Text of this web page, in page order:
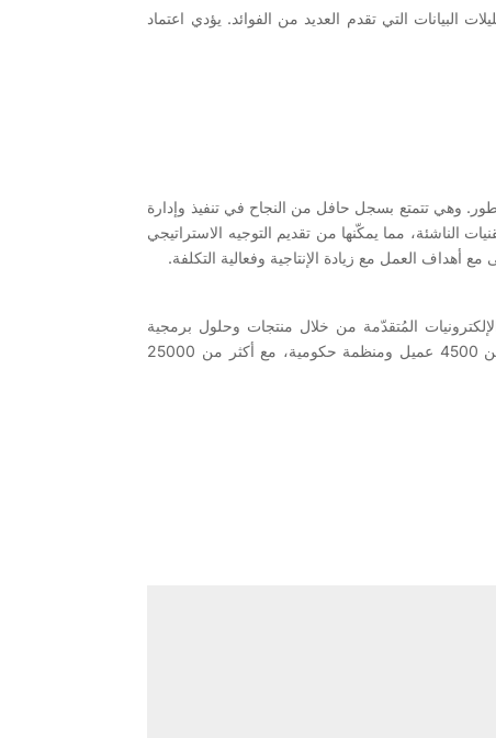
البيانات التي تقدم العديد من الفوائد. يؤدي اعتماد
في مجال التكنولوجيا سريع التطور. وهي تتمتع بسجل حافل من النجاح في تنفيذ وإدارة
الناشئة، مما يمكّنها من تقديم التوجيه الاستراتيجي
العمل مع زيادة الإنتاجية وفعالية التكلفة.
المُتقدّمة من خلال منتجات وحلول برمجية
مبتكرة. وقد ساعدت SoftTech، المزودة بأكثر من 25 عامًا من الخبرة العميقة في المجال والمعرفة الصناعية العميقة في أكثر من 4500 عميل ومنظمة حكومية، مع أكثر من 25000